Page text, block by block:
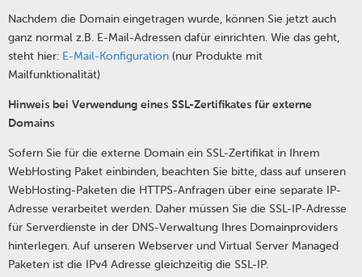
Nachdem die Domain eingetragen wurde, können Sie jetzt auch
ganz normal z.B. E-Mail-Adressen dafür einrichten. Wie das geht,
steht hier: E-Mail-Konfiguration (nur Produkte mit
Mailfunktionalität)
Hinweis bei Verwendung eines SSL-Zertifikates für externe
Domains
Sofern Sie für die externe Domain ein SSL-Zertifikat in Ihrem
WebHosting Paket einbinden, beachten Sie bitte, dass auf unseren
WebHosting-Paketen die HTTPS-Anfragen über eine separate IP-
Adresse verarbeitet werden. Daher müssen Sie die SSL-IP-Adresse
für Serverdienste in der DNS-Verwaltung Ihres Domainproviders
hinterlegen. Auf unseren Webserver und Virtual Server Managed
Paketen ist die IPv4 Adresse gleichzeitig die SSL-IP.